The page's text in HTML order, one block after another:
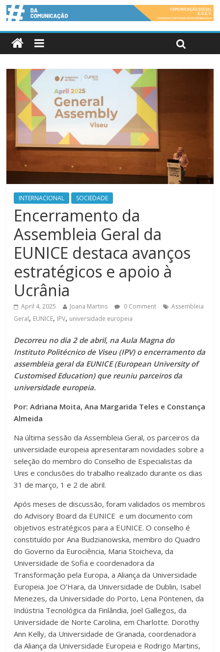
INTERNACIONAL SOCIEDADE
Encerramento da
Assembleia Geral da
EUNICE destaca avanços
estratégicos e apoio à
Ucrânia
April 4, 2025 Joana Martins 0 Comment
Assembleia
Geral, EUNICE, IPV, universidade europeia
Decorreu no dia 2 de abril, na Aula Magna do
Instituto Politécnico de Viseu (IPV) o encerramento da
assembleia geral da EUNICE (European University of
Customised Education) que reuniu parceiros da
universidade europeia.
Por: Adriana Moita, Ana Margarida Teles e Constança
Almeida
Na última sessão da Assembleia Geral, os parceiros da
universidade europeia apresentaram novidades sobre a
seleção do membro do Conselho de Especialistas da
Unis e conclusões do trabalho realizado durante os dias
31 de março, 1 e 2 de abril.
Após meses de discussão, foram validados os membros
do Advisory Board da EUNICE e um documento com
objetivos estratégicos para a EUNICE. O conselho é
constituído por Ana Budzianowska, membro do Quadro
do Governo da Eurociência, Maria Stoicheva, da
Universidade de Sofia e coordenadora da
Transformação pela Europa, a Aliança da Universidade
Europeia. Joe O’Hara, da Universidade de Dublin, Isabel
Menezes, da Universidade do Porto, Lena Pöntenen, da
Indústria Tecnológica da Finlândia, Joel Gallegos, da
Universidade de Norte Carolina, em Charlotte. Dorothy
Ann Kelly, da Universidade de Granada, coordenadora
da Aliança da Universidade Europeia e Rodrigo Martins,